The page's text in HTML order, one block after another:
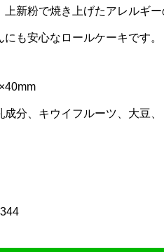
上新粉で焼き上げたアレルギー
も安心なロールケーキです。
成分、キウイフルーツ、大豆、